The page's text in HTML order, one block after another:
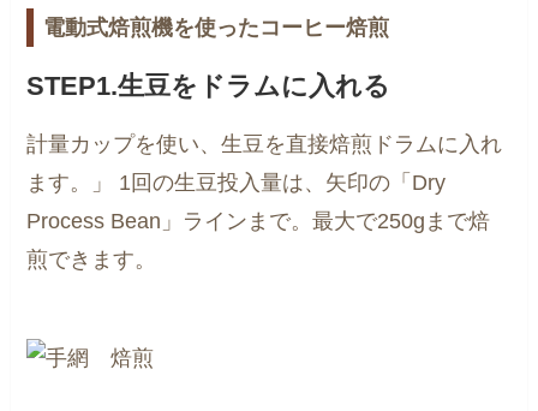
電動式焙煎機を使ったコーヒー焙煎
STEP1.生豆をドラムに入れる
計量カップを使い、生豆を直接焙煎ドラムに入れ
ます。」
1回の生豆投入量は、矢印の「Dry
Process Bean」ラインまで。最大で250gまで焙
煎できます。